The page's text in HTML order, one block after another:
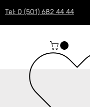
Tel: 0 (501) 682 44 44